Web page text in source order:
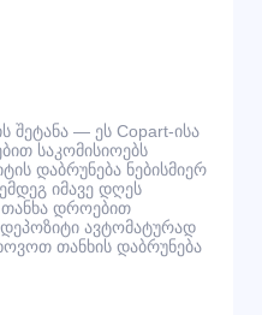
შეტანა — ეს Copart-ისა
საკომისიოებს
დაბრუნება ნებისმიერ
იმავე დღეს
თანხა დროებით
ავტომატურად
თანხის დაბრუნება